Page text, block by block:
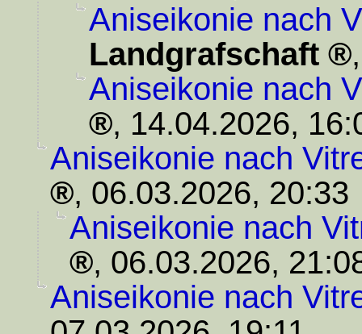
Aniseikonie nach
Landgrafschaft
Aniseikonie nach
, 14.04.2026,
Aniseikonie nach
, 06.03.2026, 20:33
Aniseikonie nach
, 06.03.2026,
Aniseikonie nach